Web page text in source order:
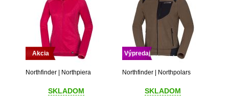
Akcia
Northfinder | Northpiera
SKLADOM
Výpredaj
Northfinder | Northpolars
SKLADOM